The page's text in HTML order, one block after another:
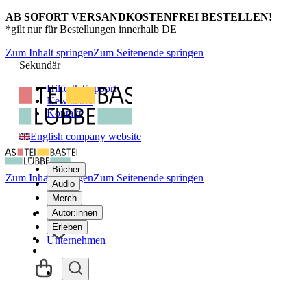
AB SOFORT VERSANDKOSTENFREI BESTELLEN!
*gilt nur für Bestellungen innerhalb DE
Zum Inhalt springenZum Seitenende springen
Sekundär
Hilfe & Support
Newsletter
Kontakt
English company website
Bücher
Audio
Merch
Autor:innen
Erleben
Unternehmen
Zum Inhalt springenZum Seitenende springen